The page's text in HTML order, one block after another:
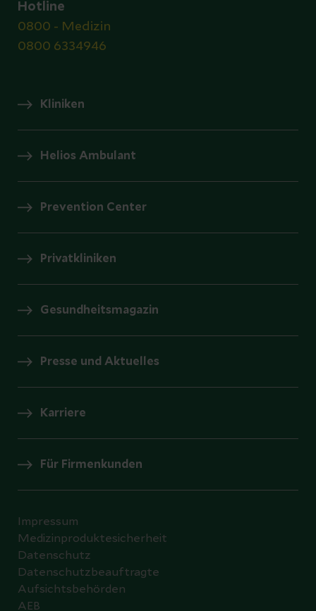
Hotline
0800 - Medizin
0800 6334946
Kliniken
Helios Ambulant
Prevention Center
Privatkliniken
Gesundheitsmagazin
Presse und Aktuelles
Karriere
Für Firmenkunden
Impressum
Medizinproduktesicherheit
Datenschutz
Datenschutzbeauftragte
Aufsichtsbehörden
AEB